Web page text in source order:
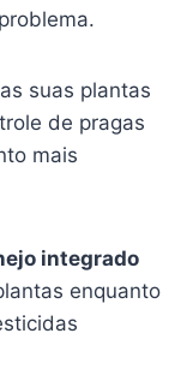
suas plantas
de pragas
mais
integrado
enquanto